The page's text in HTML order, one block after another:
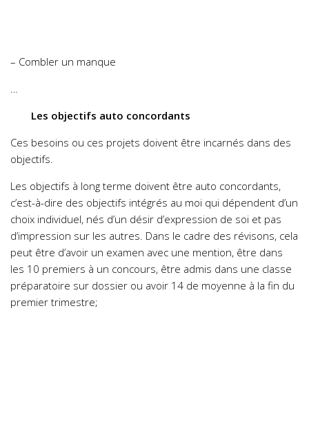
– Combler un manque
…
Les objectifs auto concordants
Ces besoins ou ces projets doivent être incarnés dans des
objectifs.
Les objectifs à long terme doivent être auto concordants,
c’est-à-dire des objectifs intégrés au moi qui dépendent d’un
choix individuel, nés d’un désir d’expression de soi et pas
d’impression sur les autres. Dans le cadre des révisons, cela
peut être d’avoir un examen avec une mention, être dans
les 10 premiers à un concours, être admis dans une classe
préparatoire sur dossier ou avoir 14 de moyenne à la fin du
premier trimestre;